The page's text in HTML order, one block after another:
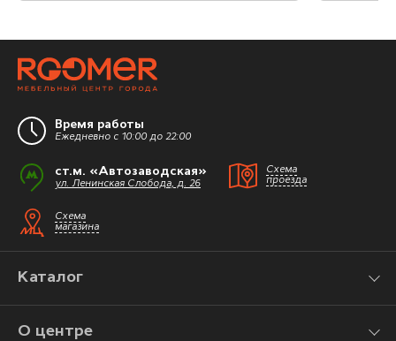
Время работы
Ежедневно с 10:00 до 22:00
ст.м. «Автозаводская»
ул. Ленинская Слобода, д. 26
Схема
проезда
Схема
магазина
Каталог
О центре